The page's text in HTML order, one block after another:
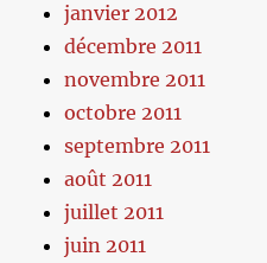
janvier 2012
décembre 2011
novembre 2011
octobre 2011
septembre 2011
août 2011
juillet 2011
juin 2011